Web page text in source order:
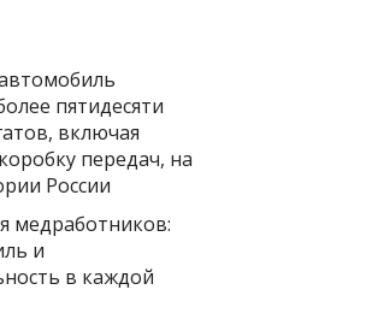
пятидесяти
включая
передач, на
России
медработников:
и
в каждой